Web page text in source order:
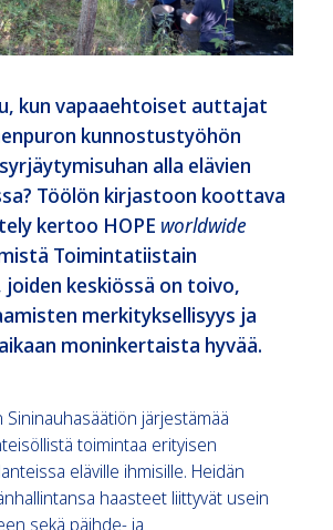
kun vapaaehtoiset auttajat
kunnostustyöhön
alla elävien
Töölön kirjastoon koottava
kertoo HOPE worldwide
Toimintatiistain
keskiössä on toivo,
merkityksellisyys ja
moninkertaista hyvää.
Sininauhasäätiön järjestämää
toimintaa erityisen
eläville ihmisille. Heidän
haasteet liittyvät usein
sekä päihde- ja